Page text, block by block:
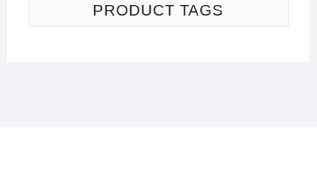
PRODUCT TAGS